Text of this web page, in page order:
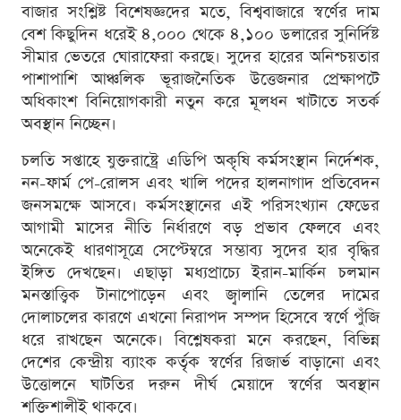
বাজার সংশ্লিষ্ট বিশেষজ্ঞদের মতে, বিশ্ববাজারে স্বর্ণের দাম
বেশ কিছুদিন ধরেই ৪,০০০ থেকে ৪,১০০ ডলারের সুনির্দিষ্ট
সীমার ভেতরে ঘোরাফেরা করছে। সুদের হারের অনিশ্চয়তার
পাশাপাশি আঞ্চলিক ভূরাজনৈতিক উত্তেজনার প্রেক্ষাপটে
অধিকাংশ বিনিয়োগকারী নতুন করে মূলধন খাটাতে সতর্ক
অবস্থান নিচ্ছেন।
চলতি সপ্তাহে যুক্তরাষ্ট্রে এডিপি অকৃষি কর্মসংস্থান নির্দেশক,
নন-ফার্ম পে-রোলস এবং খালি পদের হালনাগাদ প্রতিবেদন
জনসমক্ষে আসবে। কর্মসংস্থানের এই পরিসংখ্যান ফেডের
আগামী মাসের নীতি নির্ধারণে বড় প্রভাব ফেলবে এবং
অনেকেই ধারণাসূত্রে সেপ্টেম্বরে সম্ভাব্য সুদের হার বৃদ্ধির
ইঙ্গিত দেখছেন। এছাড়া মধ্যপ্রাচ্যে ইরান-মার্কিন চলমান
মনস্তাত্ত্বিক টানাপোড়েন এবং জ্বালানি তেলের দামের
দোলাচলের কারণে এখনো নিরাপদ সম্পদ হিসেবে স্বর্ণে পুঁজি
ধরে রাখছেন অনেকে। বিশ্লেষকরা মনে করছেন, বিভিন্ন
দেশের কেন্দ্রীয় ব্যাংক কর্তৃক স্বর্ণের রিজার্ভ বাড়ানো এবং
উত্তোলনে ঘাটতির দরুন দীর্ঘ মেয়াদে স্বর্ণের অবস্থান
শক্তিশালীই থাকবে।